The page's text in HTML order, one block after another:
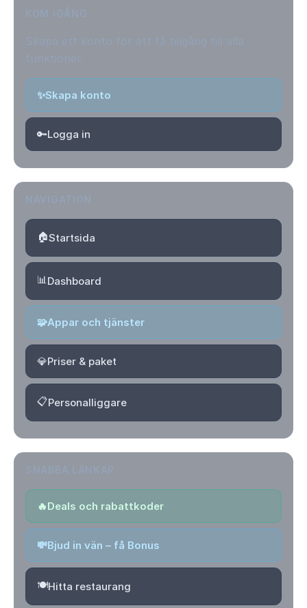
✨Skapa konto
🔑Logga in
🏠Startsida
📊Dashboard
🧩Appar och tjänster
💎Priser & paket
📋Personalliggare
🔥Deals och rabattkoder
💸Bjud in vän – få Bonus
🍽️Hitta restaurang